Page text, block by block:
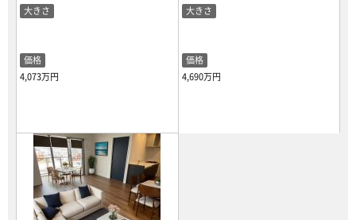
大きさ
価格
4,073万円
大きさ
価格
4,690万円